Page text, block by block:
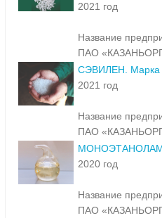
2021 год
Название
ПАО
СЭВИЛЕН. Марка
2021 год
Название
ПАО
2020 год
Название
ПАО